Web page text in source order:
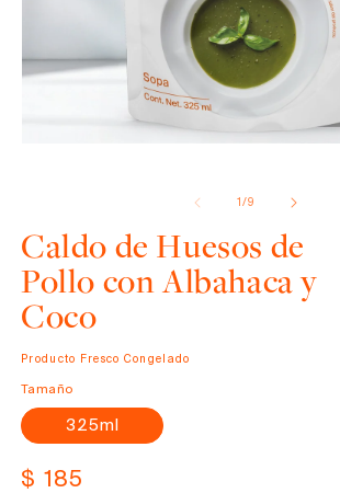
multimedia
en
ventana
1/de
9
Caldo de Huesos de
Pollo con Albahaca y
Coco
Producto Fresco Congelado
Tamaño
325ml
Precio
$ 185